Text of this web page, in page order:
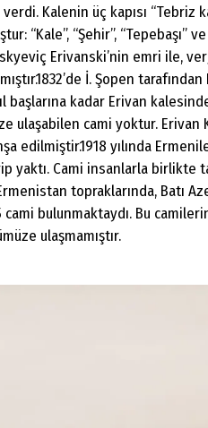
Kalenin üç kapısı “Tebriz
“Kale”, “Şehir”, “Tepebaşı”
Erivanski’nin emri ile,
İ. Şopen
başlarına kadar Erivan
ulaşabilen cami yoktur. Erivan
edilmiştir.1918 yılında
yaktı. Cami insanlarla birlikte
topraklarında, Batı
cami bulunmaktaydı. Bu
ulaşmamıştır.